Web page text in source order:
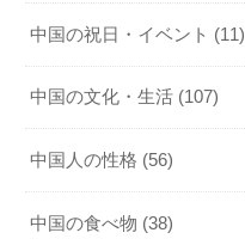
中国の祝日・イベント (11)
中国の文化・生活 (107)
中国人の性格 (56)
中国の食べ物 (38)